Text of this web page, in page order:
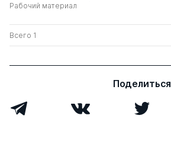
Рабочий материал
Всего 1
Поделиться